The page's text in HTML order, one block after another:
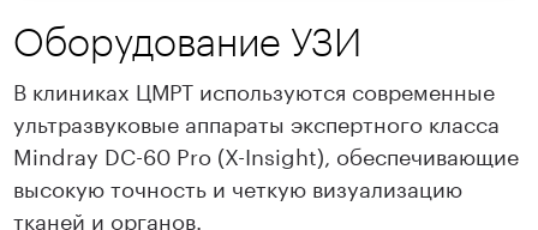
Оборудование УЗИ
В клиниках ЦМРТ используются современные
ультразвуковые аппараты экспертного класса
Mindray DC-60 Pro (X-Insight), обеспечивающие
высокую точность и четкую визуализацию
тканей и органов.